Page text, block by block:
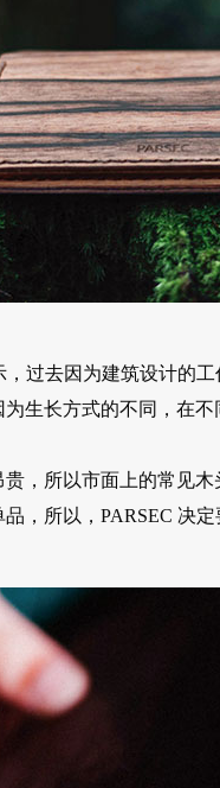
，过去因为建筑设计的
生长方式的不同，在
，所以市面上的常见
，所以，PARSEC 决